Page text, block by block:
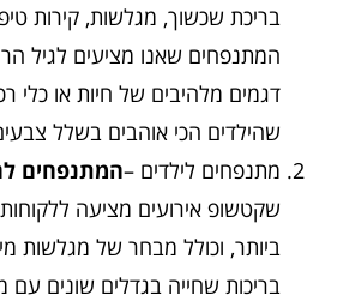
בריכת שכשוך, מגלשות, קירות
המתנפחים שאנו מציעים לגיל
דגמים מלהיבים של חיות או כלי
שהילדים הכי אוהבים בשלל
מתנפחים לילדים –המתנפחים
שקטשופ אירועים מציעה
ביותר, וכולל מבחר של מגלשות
בריכות שחייה בגדלים שונים עם